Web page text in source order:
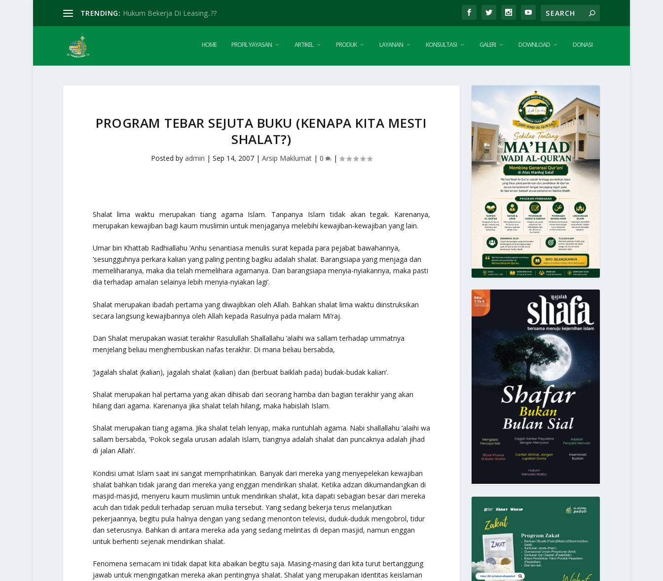
TRENDING: Hukum Bekerja Di Leasing..??
HOME PROFIL YAYASAN ARTIKEL PRODUK LAYANAN KONSULTASI GALERI DOWNLOAD DONASI
PROGRAM TEBAR SEJUTA BUKU (KENAPA KITA MESTI
SHALAT?)
Posted by admin | Sep 14, 2007| Arsip Maklumat| 0 |
Shalat lima waktu merupakan tiang agama Islam. Tanpanya Islam tidak akan tegak. Karenanya,
merupakan kewajiban bagi kaum muslimin untuk menjaganya melebihi kewajiban-kewajiban yang lain.
Umar bin Khattab Radhiallahu ‘Anhu senantiasa menulis surat kepada para pejabat bawahannya,
‘sesungguhnya perkara kalian yang paling penting bagiku adalah shalat. Barangsiapa yang menjaga dan
memeliharanya, maka dia telah memelihara agamanya. Dan barangsiapa menyia-nyiakannya, maka pasti
dia terhadap amalan selainya lebih menyia-nyiakan lagi’.
Shalat merupakan ibadah pertama yang diwajibkan oleh Allah. Bahkan shalat lima waktu diinstruksikan
secara langsung kewajibannya oleh Allah kepada Rasulnya pada malam Mi’raj.
Dan Shalat merupakan wasiat terakhir Rasulullah Shallallahu ‘alaihi wa sallam terhadap ummatnya
menjelang beliau menghembuskan nafas terakhir. Di mana beliau bersabda,
‘Jagalah shalat (kalian), jagalah shalat (kalian) dan (berbuat baiklah pada) budak-budak kalian’.
Shalat merupakan hal pertama yang akan dihisab dari seorang hamba dan bagian terakhir yang akan
hilang dari agama. Karenanya jika shalat telah hilang, maka habislah Islam.
Shalat merupakan tiang agama. Jika shalat telah lenyap, maka runtuhlah agama. Nabi shallallahu ‘alaihi wa
sallam bersabda, ‘Pokok segala urusan adalah Islam, tiangnya adalah shalat dan puncaknya adalah jihad
di jalan Allah’.
Kondisi umat Islam saat ini sangat memprihatinkan. Banyak dari mereka yang menyepelekan kewajiban
shalat bahkan tidak jarang dari mereka yang enggan mendirikan shalat. Ketika adzan dikumandangkan di
masjid-masjid, menyeru kaum muslimin untuk mendirikan shalat, kita dapati sebagian besar dari mereka
acuh dan tidak peduli terhadap seruan mulia tersebut. Yang sedang bekerja terus melanjutkan
pekerjaannya, begitu pula halnya dengan yang sedang menonton televisi, duduk-duduk mengobrol, tidur
dan seterusnya. Bahkan di antara mereka ada yang sedang melintas di depan masjid, namun enggan
untuk berhenti sejenak mendirikan shalat.
Fenomena semacam ini tidak dapat kita abaikan begitu saja. Masing-masing dari kita turut bertanggung
jawab untuk mengingatkan mereka akan pentingnya shalat. Shalat yang merupakan identitas keislaman